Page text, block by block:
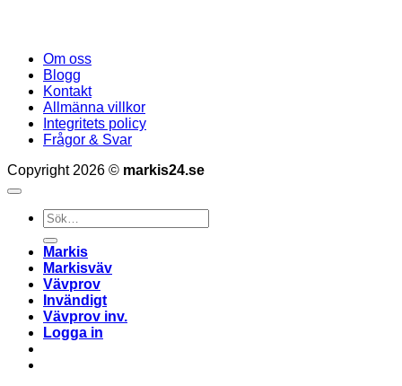
Om oss
Blogg
Kontakt
Allmänna villkor
Integritets policy
Frågor & Svar
Copyright 2026 © markis24.se
Sök
efter:
Markis
Markisväv
Vävprov
Invändigt
Vävprov inv.
Logga in